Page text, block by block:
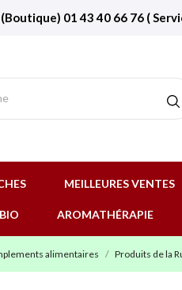
01 43 40 66 76 (
MEILLEURES VENTES
AROMATHÉRAPIE
alimentaires Produits de la